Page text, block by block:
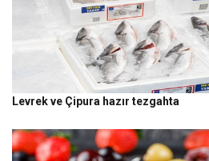
Levrek ve Çipura hazır tezgahta